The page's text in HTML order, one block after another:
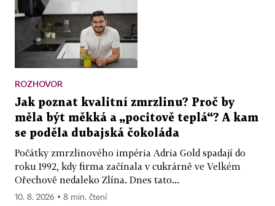
ROZHOVOR
Jak poznat kvalitní zmrzlinu? Proč by
měla být měkká a „pocitově teplá“? A kam
se poděla dubajská čokoláda
Počátky zmrzlinového impéria Adria Gold spadají do
roku 1992, kdy firma začínala v cukrárně ve Velkém
Ořechově nedaleko Zlína. Dnes tato...
10. 8. 2026 ▪ 8 min. čtení